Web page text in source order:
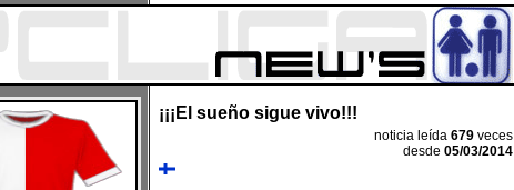
¡¡¡El sueño sigue vivo!!!
noticia leída 679 veces
desde 05/03/2014